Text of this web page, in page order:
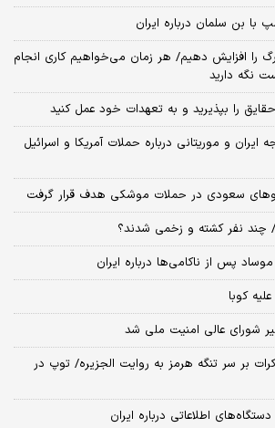
با بن سلمان درباره ایران
را افزایش دهیم/ هر زمان می‌خواهیم کاری انجام
نگه دارید
حقایق را بپذیرید و به تعهدات خود عمل کنید
ایران و موریتانی درباره حملات آمریکا و اسرائیل
سعودی در حملات موشکی هدف قرار گرفت
چند نفر کشته و زخمی شدند؟
پس از ناکامی‌ها درباره ایران
کوبا
شورای عالی امنیت ملی شد
بر سر تنگه هرمز به روایت الجزیره/ توپ در
اطلاعاتی درباره ایران